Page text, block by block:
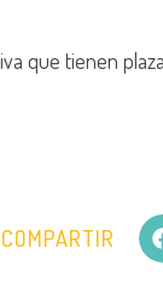
que tienen
COMPARTIR